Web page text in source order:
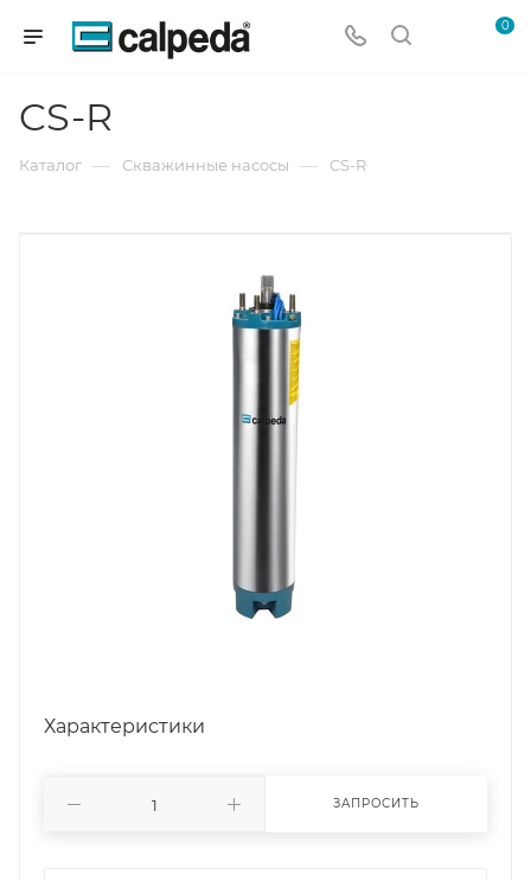
0
CS-R
Каталог — Скважинные насосы — CS-R
Характеристики
ЗАПРОСИТЬ